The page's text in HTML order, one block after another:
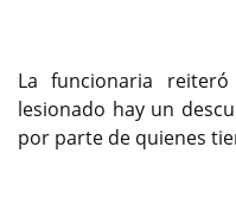
La funcionaria
lesionado hay un
por parte de quienes